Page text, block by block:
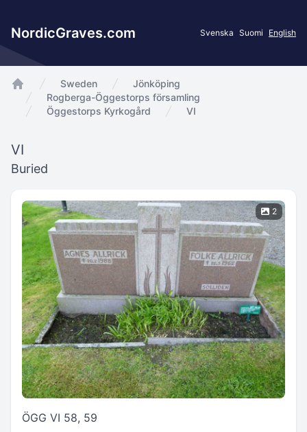
NordicGraves.com Svenska Suomi English
app.Start
Sweden
Jönköping
Rogberga-Öggestorps församling
Öggestorps Kyrkogård
VI
VI
Buried
2
ÖGG VI 58, 59